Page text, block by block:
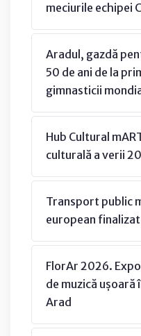
meciurile echipei
Aradul, gazdă
50 de ani de la
gimnasticii
Hub Cultural
culturală a verii
Transport public
european finalizat
FlorAr 2026.
de muzică ușoară
Arad